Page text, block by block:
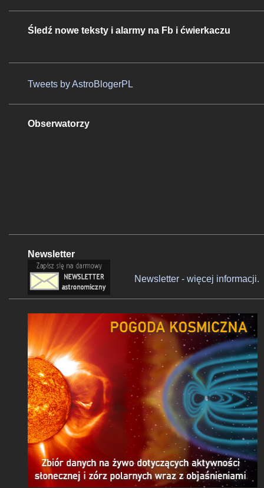
Śledź nowe teksty i alarmy na Fb i ćwierkaczu
Tweets by AstroBlogerPL
Obserwatorzy
Newsletter
Newsletter - więcej informacji.